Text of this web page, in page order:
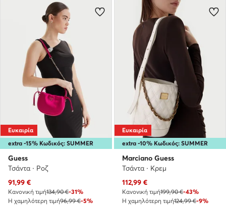
extra -15% Κωδικός: SUMMER
Ευκαιρία
Guess
Τσάντα · Ροζ
Τρέχουσα τιμή
91,99 €
Κανονική τιμή134,90 €-31%
Η χαμηλότερη τιμή96,99 €-5%
extra -10% Κωδικός: SUMMER
Ευκαιρία
Marciano Guess
Τσάντα · Κρεμ
Τρέχουσα τιμή
112,99 €
Κανονική τιμή199,90 €-43%
Η χαμηλότερη τιμή124,99 €-9%